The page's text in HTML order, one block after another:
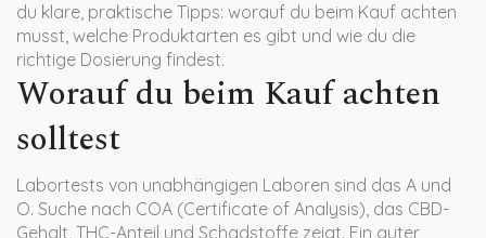
du klare, praktische Tipps: worauf du beim Kauf achten
musst, welche Produktarten es gibt und wie du die
richtige Dosierung findest.
Worauf du beim Kauf achten
solltest
Labortests von unabhängigen Laboren sind das A und
O. Suche nach COA (Certificate of Analysis), das CBD-
Gehalt, THC-Anteil und Schadstoffe zeigt. Ein guter